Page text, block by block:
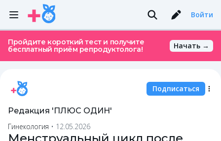
Войти
Пройдите короткий тест и получите
бесплатный приём репродуктолога!
Начать →
Редакция 'ПЛЮС ОДИН'
Подписаться
Гинекология • 12.05.2026